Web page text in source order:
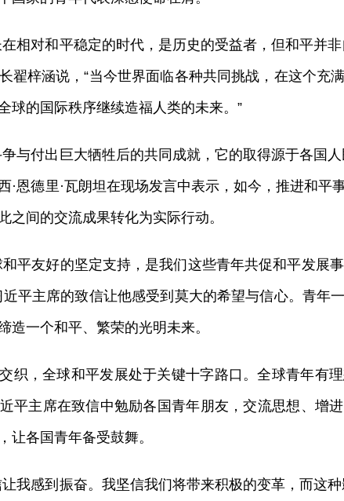
相对和平稳定的时代，是历史的受益者，但和平并
翟梓涵说，“当今世界面临各种共同挑战，在这个充
球的国际秩序继续造福人类的未来。”
与付出巨大牺牲后的共同成就，它的取得源于各国
·恩德里·瓦朗坦在现场发言中表示，如今，推进和平
之间的交流成果转化为实际行动。
平友好的坚定支持，是我们这些青年共促和平发展
平主席的致信让他感受到莫大的希望与信心。青年
造一个和平、繁荣的光明未来。
织，全球和平发展处于关键十字路口。全球青年有
平主席在致信中勉励各国青年朋友，交流思想、增
让各国青年备受鼓舞。
我感到振奋。我坚信我们将带来积极的变革，而这